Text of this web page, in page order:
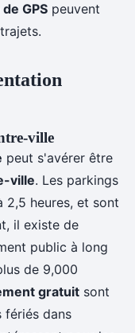
GPS peuvent
ville
peut s'avérer être
ville. Les parkings
2,5 heures, et sont
il existe de
public à long
de 9,000
gratuit sont
fériés dans